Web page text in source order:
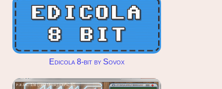
Edicola 8-bit by Sovox